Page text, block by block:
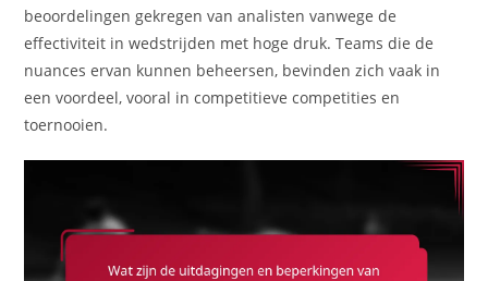
beoordelingen gekregen van analisten vanwege de
effectiviteit in wedstrijden met hoge druk. Teams die de
nuances ervan kunnen beheersen, bevinden zich vaak in
een voordeel, vooral in competitieve competities en
toernooien.